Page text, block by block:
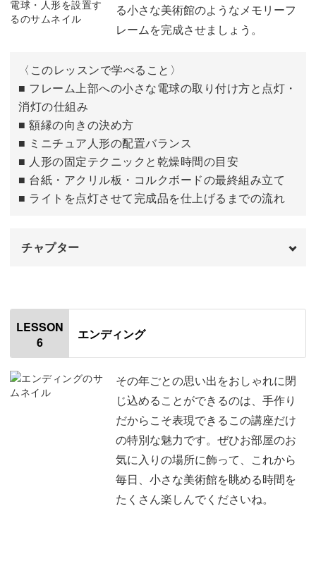
る小さな美術館のようなメモリーフ
レームを完成させましょう。
〈このレッスンで学べること〉
■ フレーム上部への小さな電球の取り付け方と点灯・
消灯の仕組み
■ 額縁の向きの決め方
■ ミニチュア人形の配置バランス
■ 人形の固定テクニックと乾燥時間の目安
■ 台紙・アクリル板・コルクボードの最終組み立て
■ ライトを点灯させて完成品を仕上げるまでの流れ
チャプター
はじめに
枠に電球をつける
ミニチュア人形を設置する 02:39
枠と台紙を組み立てる 07:18
08:39
LESSON
6
エンディング
その年ごとの思い出をおしゃれに閉
じ込めることができるのは、手作り
だからこそ表現できるこの講座だけ
の特別な魅力です。ぜひお部屋のお
気に入りの場所に飾って、これから
毎日、小さな美術館を眺める時間を
たくさん楽しんでくださいね。